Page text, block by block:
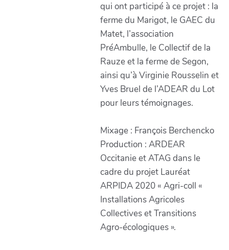
qui ont participé à ce projet : la
ferme du Marigot, le GAEC du
Matet, l’association
PréAmbulle, le Collectif de la
Rauze et la ferme de Segon,
ainsi qu’à Virginie Rousselin et
Yves Bruel de l’ADEAR du Lot
pour leurs témoignages.
Mixage : François Berchencko
Production : ARDEAR
Occitanie et ATAG dans le
cadre du projet Lauréat
ARPIDA 2020 « Agri-coll «
Installations Agricoles
Collectives et Transitions
Agro-écologiques ».